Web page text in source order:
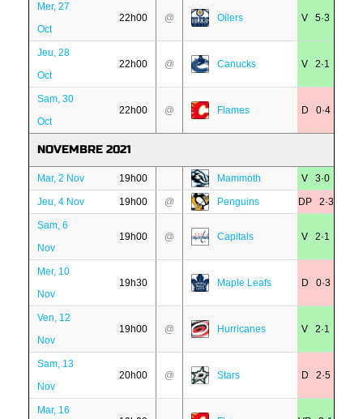
Mer, 27
Oct
22h00 @ Oilers V 5·3
Jeu, 28
Oct
22h00 @ Canucks V 2·1
Sam, 30
Oct
22h00 @ Flames D 0·4
NOVEMBRE 2021
Mar, 2 Nov 19h00 Mammoth V 3·0
Jeu, 4 Nov 19h00 @ Penguins DP 2·3
Sam, 6
Nov
19h00 @ Capitals V 2·1
Mer, 10
Nov
19h30 Maple Leafs D 0·3
Ven, 12
Nov
19h00 @ Hurricanes V 2·1
Sam, 13
Nov
20h00 @ Stars D 2·5
Mar, 16